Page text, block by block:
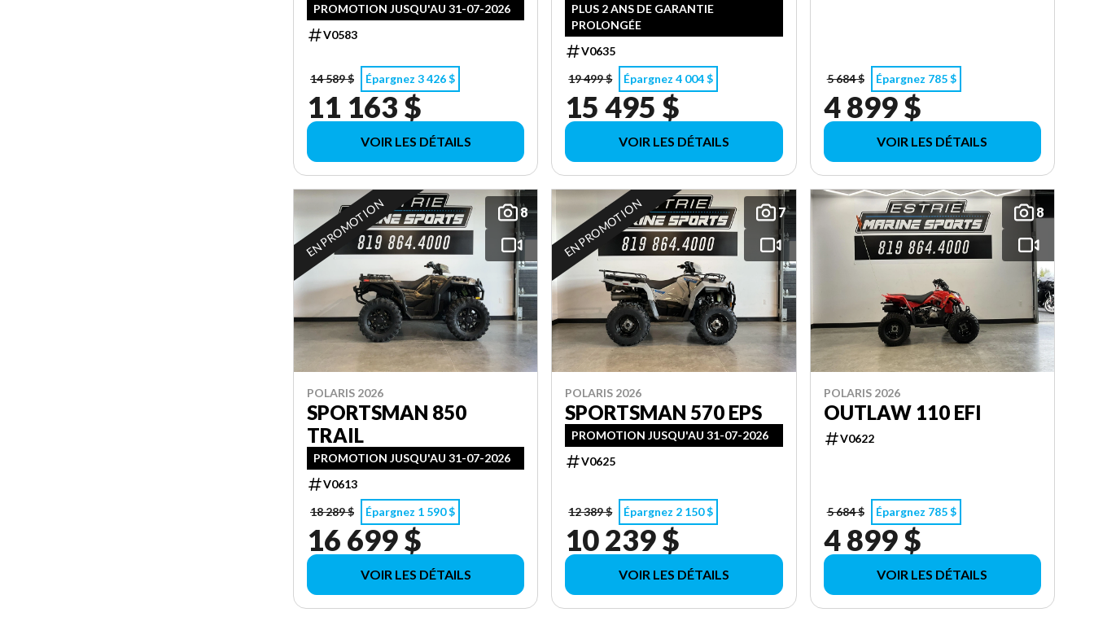
PROMOTION JUSQU'AU 31-07-2026
V0583
14 589 $ Épargnez 3 426 $
11 163 $
VOIR LES DÉTAILS
PLUS 2 ANS DE GARANTIE
PROLONGÉE
V0635
19 499 $
Épargnez 4 004 $
15 495 $
VOIR LES DÉTAILS
5 684 $ Épargnez 785 $
4 899 $
VOIR LES DÉTAILS
8
EN PROMOTION
POLARIS 2026
SPORTSMAN 850
TRAIL
PROMOTION JUSQU'AU 31-07-2026
V0613
18 289 $
Épargnez 1 590 $
16 699 $
VOIR LES DÉTAILS
7
EN PROMOTION
POLARIS 2026
SPORTSMAN 570 EPS
PROMOTION JUSQU'AU 31-07-2026
V0625
12 389 $ Épargnez 2 150 $
10 239 $
VOIR LES DÉTAILS
8
POLARIS 2026
OUTLAW 110 EFI
V0622
5 684 $ Épargnez 785 $
4 899 $
VOIR LES DÉTAILS